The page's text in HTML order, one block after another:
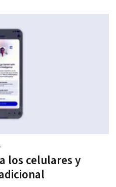
los celulares y